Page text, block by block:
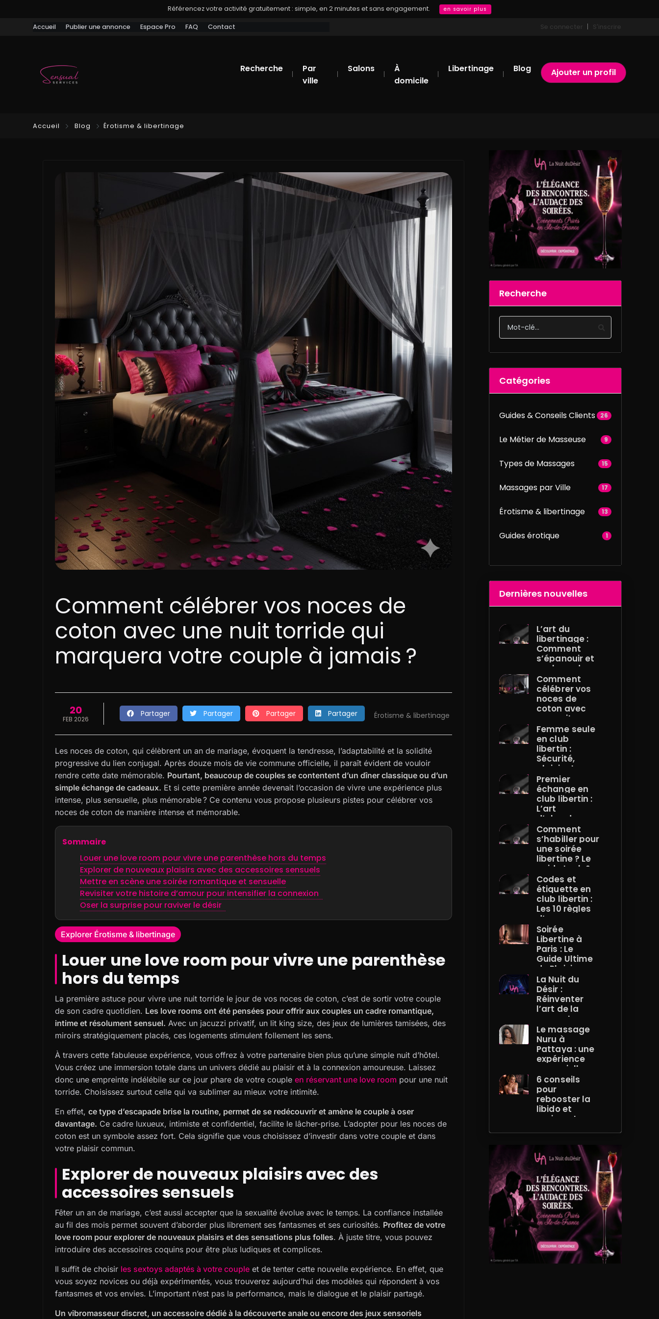
Référencez votre activité gratuitement : simple, en 2 minutes et sans engagement. en savoir plus
Accueil Publier une annonce Espace Pro FAQ Contact Se connecter S'inscrire
Recherche
Par
ville
Salons
À
domicile
Libertinage Blog Ajouter un profil
Accueil Blog Érotisme & libertinage
Comment célébrer vos noces de
coton avec une nuit torride qui
marquera votre couple à jamais ?
20
FEB 2026
Partager Partager Partager Partager Érotisme & libertinage
Les noces de coton, qui célèbrent un an de mariage, évoquent la tendresse, l’adaptabilité et la solidité
progressive du lien conjugal. Après douze mois de vie commune officielle, il paraît évident de vouloir
rendre cette date mémorable. Pourtant, beaucoup de couples se contentent d’un dîner classique ou d’un
simple échange de cadeaux. Et si cette première année devenait l’occasion de vivre une expérience plus
intense, plus sensuelle, plus mémorable ? Ce contenu vous propose plusieurs pistes pour célébrer vos
noces de coton de manière intense et mémorable.
Sommaire
Louer une love room pour vivre une parenthèse hors du temps
Explorer de nouveaux plaisirs avec des accessoires sensuels
Mettre en scène une soirée romantique et sensuelle
Revisiter votre histoire d’amour pour intensifier la connexion
Oser la surprise pour raviver le désir
Explorer Érotisme & libertinage
Louer une love room pour vivre une parenthèse
hors du temps
La première astuce pour vivre une nuit torride le jour de vos noces de coton, c’est de sortir votre couple
de son cadre quotidien. Les love rooms ont été pensées pour offrir aux couples un cadre romantique,
intime et résolument sensuel. Avec un jacuzzi privatif, un lit king size, des jeux de lumières tamisées, des
miroirs stratégiquement placés, ces logements stimulent follement les sens.
À travers cette fabuleuse expérience, vous offrez à votre partenaire bien plus qu’une simple nuit d’hôtel.
Vous créez une immersion totale dans un univers dédié au plaisir et à la connexion amoureuse. Laissez
donc une empreinte indélébile sur ce jour phare de votre couple en réservant une love room pour une nuit
torride. Choisissez surtout celle qui va sublimer au mieux votre intimité.
En effet, ce type d’escapade brise la routine, permet de se redécouvrir et amène le couple à oser
davantage. Ce cadre luxueux, intimiste et confidentiel, facilite le lâcher-prise. L’adopter pour les noces de
coton est un symbole assez fort. Cela signifie que vous choisissez d’investir dans votre couple et dans
votre plaisir commun.
Explorer de nouveaux plaisirs avec des
accessoires sensuels
Fêter un an de mariage, c’est aussi accepter que la sexualité évolue avec le temps. La confiance installée
au fil des mois permet souvent d’aborder plus librement ses fantasmes et ses curiosités. Profitez de votre
love room pour explorer de nouveaux plaisirs et des sensations plus folles. À juste titre, vous pouvez
introduire des accessoires coquins pour être plus ludiques et complices.
Il suffit de choisir les sextoys adaptés à votre couple et de tenter cette nouvelle expérience. En effet, que
vous soyez novices ou déjà expérimentés, vous trouverez aujourd’hui des modèles qui répondent à vos
fantasmes et vos envies. L’important n’est pas la performance, mais le dialogue et le plaisir partagé.
Un vibromasseur discret, un accessoire dédié à la découverte anale ou encore des jeux sensoriels
Recherche
Catégories
Guides & Conseils Clients 26
Le Métier de Masseuse 9
Types de Massages 15
Massages par Ville 17
Érotisme & libertinage 13
Guides érotique 1
Dernières nouvelles
L’art du
libertinage :
Comment
s’épanouir et
explorer de
nouvelles
expériences à
deux ?
Comment
célébrer vos
noces de
coton avec
une nuit
torride qui
marquera
votre couple à
jamais ?
Femme seule
en club
libertin :
Sécurité,
plaisir et
conseils
d’experte
Premier
échange en
club libertin :
L’art
d’aborder
avec succès
Comment
s’habiller pour
une soirée
libertine ? Le
guide Look &
Dress Code
Codes et
étiquette en
club libertin :
Les 10 règles
d’or pour une
immersion
réussie
Soirée
Libertine à
Paris : Le
Guide Ultime
du Plaisir
Discret
La Nuit du
Désir :
Réinventer
l’art de la
rencontre
libertine à
Paris
Le massage
Nuru à
Pattaya : une
expérience
sensorielle
unique en
Thaïlande
6 conseils
pour
rebooster la
libido et
repimenter sa